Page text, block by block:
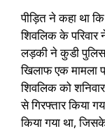
पीड़ित ने कहा था
शिवलिक के
लड़की ने कुडी
खिलाफ एक मामला
शिवलिक को
से गिरफ्तार किया
किया गया था,